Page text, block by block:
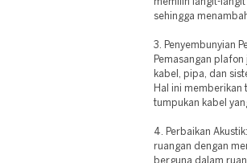
memilih langit-
sehingga
3. Penyembunyian
Pemasangan
kabel, pipa, dan
Hal ini memberikan
tumpukan kabel
4. Perbaikan
ruangan dengan
berguna dalam